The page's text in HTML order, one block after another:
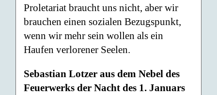
Proletariat braucht uns nicht, aber wir
brauchen einen sozialen Bezugspunkt,
wenn wir mehr sein wollen als ein
Haufen verlorener Seelen.
Sebastian Lotzer aus dem Nebel des
Feuerwerks der Nacht des 1. Januars